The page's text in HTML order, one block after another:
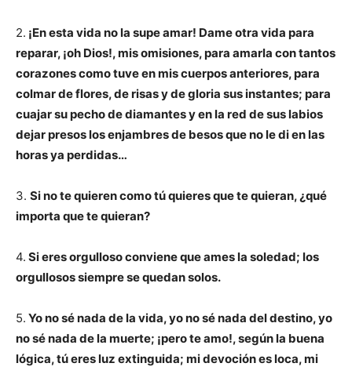
2. ¡En esta vida no la supe amar! Dame otra vida para
reparar, ¡oh Dios!, mis omisiones, para amarla con tantos
corazones como tuve en mis cuerpos anteriores, para
colmar de flores, de risas y de gloria sus instantes; para
cuajar su pecho de diamantes y en la red de sus labios
dejar presos los enjambres de besos que no le di en las
horas ya perdidas…
3. Si no te quieren como tú quieres que te quieran, ¿qué
importa que te quieran?
4. Si eres orgulloso conviene que ames la soledad; los
orgullosos siempre se quedan solos.
5. Yo no sé nada de la vida, yo no sé nada del destino, yo
no sé nada de la muerte; ¡pero te amo!, según la buena
lógica, tú eres luz extinguida; mi devoción es loca, mi